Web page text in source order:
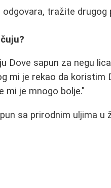
odgovara, tražite
Dove sapun za negu
mi je rekao da koristim
mi je mnogo bolje."
sa prirodnim uljima u